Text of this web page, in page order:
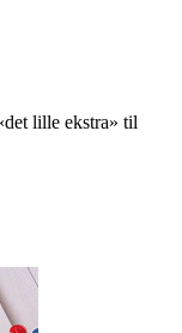
lille ekstra» til